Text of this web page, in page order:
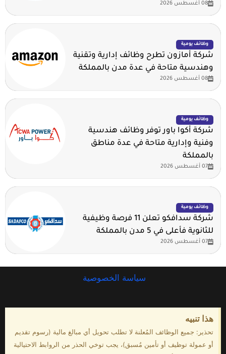
08 أغسطس 2026
وظائف يومية
شركة أمازون تطرح وظائف إدارية وتقنية
وهندسية متاحة في عدة مدن بالمملكة
08 أغسطس 2026
وظائف يومية
شركة أكوا باور توفر وظائف هندسية
وفنية وإدارية متاحة في عدة مناطق
بالمملكة
07 أغسطس 2026
وظائف يومية
شركة سدافكو تعلن 11 فرصة وظيفية
للثانوية فأعلى في 5 مدن بالمملكة
07 أغسطس 2026
سياسة الخصوصية
هذا تنبيه
تحذير: جميع الوظائف المُعلنة لا تطلب تحويل أي مبالغ مالية (رسوم تقديم
أو عمولة توظيف أو تأمين مُسبق)، يجب توخي الحذر من الروابط الاحتيالية